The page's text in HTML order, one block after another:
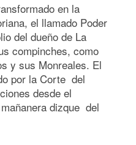
en la
el llamado Poder
del dueño de La
compinches, como
y sus Monreales. El
por la Corte del
desde el
dizque del